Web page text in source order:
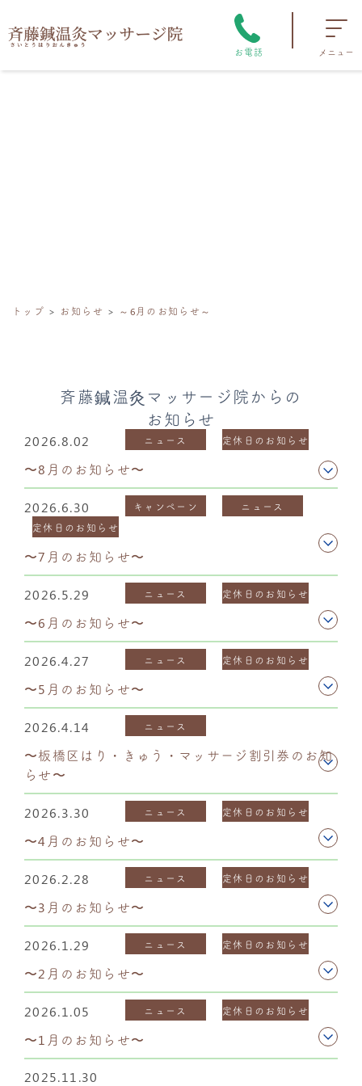
お電話 メニュー
トップ お知らせ ～6月のお知らせ～
斉藤鍼温灸マッサージ院からの
お知らせ
2026.8.02 ニュース 定休日のお知らせ
〜8月のお知らせ〜
2026.6.30 キャンペーン
ニュース
定休日のお知らせ
〜7月のお知らせ〜
2026.5.29 ニュース 定休日のお知らせ
〜6月のお知らせ〜
2026.4.27 ニュース 定休日のお知らせ
〜5月のお知らせ〜
2026.4.14 ニュース
〜板橋区はり・きゅう・マッサージ割引券のお知
らせ〜
2026.3.30 ニュース 定休日のお知らせ
〜4月のお知らせ〜
2026.2.28 ニュース 定休日のお知らせ
〜3月のお知らせ〜
2026.1.29 ニュース 定休日のお知らせ
〜2月のお知らせ〜
2026.1.05 ニュース 定休日のお知らせ
〜1月のお知らせ〜
2025.11.30